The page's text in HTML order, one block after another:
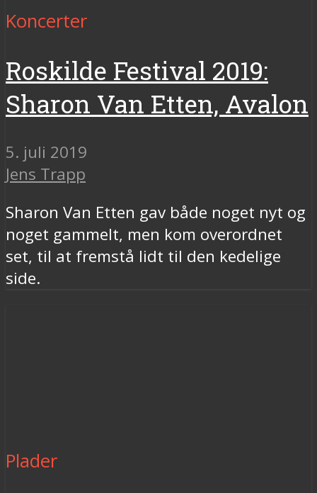
Koncerter
Roskilde Festival 2019:
Sharon Van Etten, Avalon
5. juli 2019
Jens Trapp
Sharon Van Etten gav både noget nyt og
noget gammelt, men kom overordnet
set, til at fremstå lidt til den kedelige
side.
Plader